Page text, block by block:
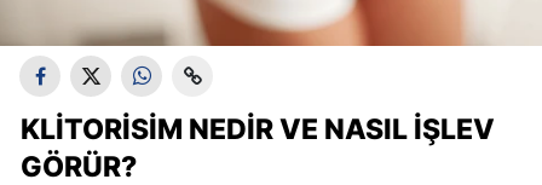
KLITORISIM NEDIR VE NASIL İŞLEV
GÖRÜR?